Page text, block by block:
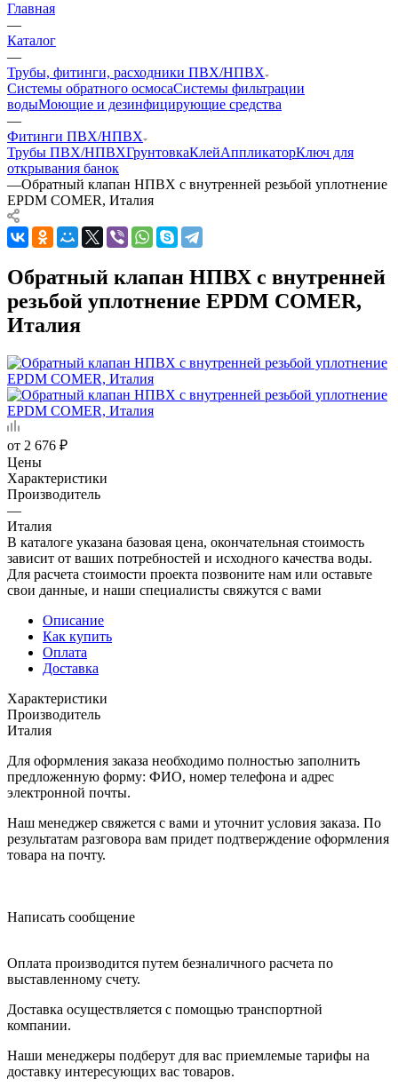
Главная
—
Каталог
—
Трубы, фитинги, расходники ПВХ/НПВХ
Системы обратного осмосаСистемы фильтрации
водыМоющие и дезинфицирующие средства
—
Фитинги ПВХ/НПВХ
Трубы ПВХ/НПВХГрунтовкаКлейАппликаторКлюч для
открывания банок
—Обратный клапан НПВХ с внутренней резьбой уплотнение
EPDM COMER, Италия
Обратный клапан НПВХ с внутренней
резьбой уплотнение EPDM COMER,
Италия
от 2 676 ₽
Цены
Характеристики
Производитель
—
Италия
В каталоге указана базовая цена, окончательная стоимость
зависит от ваших потребностей и исходного качества воды.
Для расчета стоимости проекта позвоните нам или оставьте
свои данные, и наши специалисты свяжутся с вами
Описание
Как купить
Оплата
Доставка
Характеристики
Производитель
Италия
Для оформления заказа необходимо полностью заполнить
предложенную форму: ФИО, номер телефона и адрес
электронной почты.
Наш менеджер свяжется с вами и уточнит условия заказа. По
результатам разговора вам придет подтверждение оформления
товара на почту.
Написать сообщение
Оплата производится путем безналичного расчета по
выставленному счету.
Доставка осуществляется с помощью транспортной
компании.
Наши менеджеры подберут для вас приемлемые тарифы на
доставку интересующих вас товаров.